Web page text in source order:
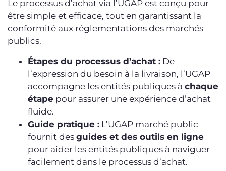
Le processus d’achat via l’UGAP est conçu pour
être simple et efficace, tout en garantissant la
conformité aux réglementations des marchés
publics.
Étapes du processus d’achat : De
l’expression du besoin à la livraison, l’UGAP
accompagne les entités publiques à chaque
étape pour assurer une expérience d’achat
fluide.
Guide pratique : L’UGAP marché public
fournit des guides et des outils en ligne
pour aider les entités publiques à naviguer
facilement dans le processus d’achat.